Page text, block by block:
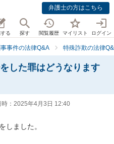
弁護士の方はこちら
る 探す 閲覧履歴 マイリスト ログイン
事件の法律Q&A 特殊詐欺の法律
した罪はどうなります
： 2025年4月3日 12:40
しました。